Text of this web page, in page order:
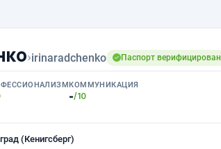
›irinaradchenko Паспорт верифицирован
КОММУНИКАЦИЯ
-/10
(Кенигсберг)